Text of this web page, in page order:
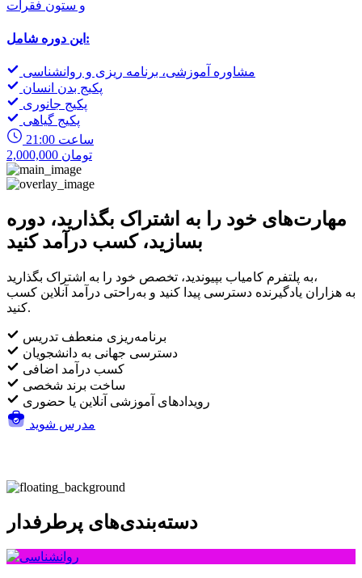
و ستون فقرات
این دوره شامل:
مشاوره آموزشی، برنامه ریزی و روانشناسی
پکیج بدن انسان
پکیج جانوری
پکیج گیاهی
21:00 ساعت
2,000,000 تومان
مهارت‌های خود را به اشتراک بگذارید، دوره
بسازید، کسب درآمد کنید
به پلتفرم کامیاب بپیوندید، تخصص خود را به اشتراک بگذارید،
به هزاران یادگیرنده دسترسی پیدا کنید و به‌راحتی درآمد آنلاین کسب
کنید.
برنامه‌ریزی منعطف تدریس
دسترسی جهانی به دانشجویان
کسب درآمد اضافی
ساخت برند شخصی
رویدادهای آموزشی آنلاین یا حضوری
مدرس شوید
دسته‌بندی‌های پرطرفدار